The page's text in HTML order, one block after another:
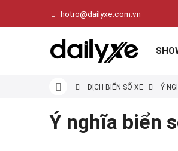
hotro@dailyxe.com.vn
DỊCH BIỂN SỐ XE Ý
Ý nghĩa biển